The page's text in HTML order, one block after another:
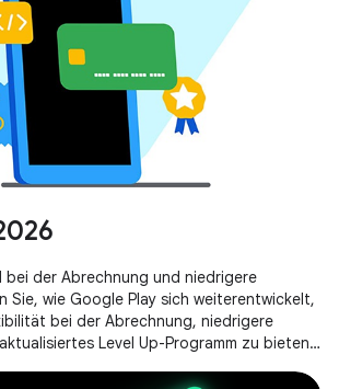
bei der Abrechnung und niedrigere
Sie, wie Google Play sich weiterentwickelt,
bei der Abrechnung, niedrigere
Level Up-Programm zu bieten,